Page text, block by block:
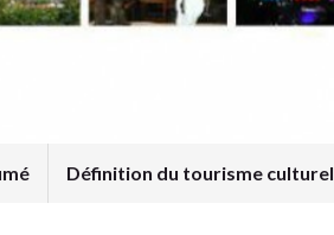
Définition du tourisme culturel